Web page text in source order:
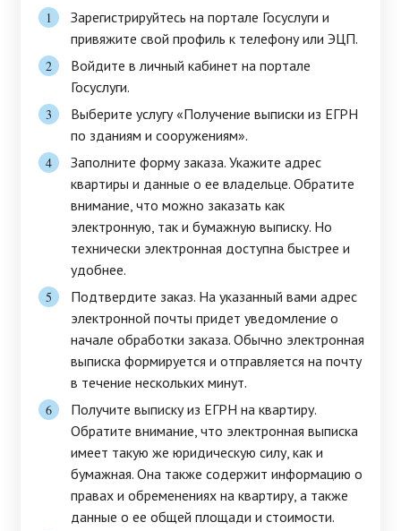
Зарегистрируйтесь на портале Госуслуги и
привяжите свой профиль к телефону или ЭЦП.
Войдите в личный кабинет на портале
Госуслуги.
Выберите услугу «Получение выписки из ЕГРН
по зданиям и сооружениям».
Заполните форму заказа. Укажите адрес
квартиры и данные о ее владельце. Обратите
внимание, что можно заказать как
электронную, так и бумажную выписку. Но
технически электронная доступна быстрее и
удобнее.
Подтвердите заказ. На указанный вами адрес
электронной почты придет уведомление о
начале обработки заказа. Обычно электронная
выписка формируется и отправляется на почту
в течение нескольких минут.
Получите выписку из ЕГРН на квартиру.
Обратите внимание, что электронная выписка
имеет такую же юридическую силу, как и
бумажная. Она также содержит информацию о
правах и обременениях на квартиру, а также
данные о ее общей площади и стоимости.